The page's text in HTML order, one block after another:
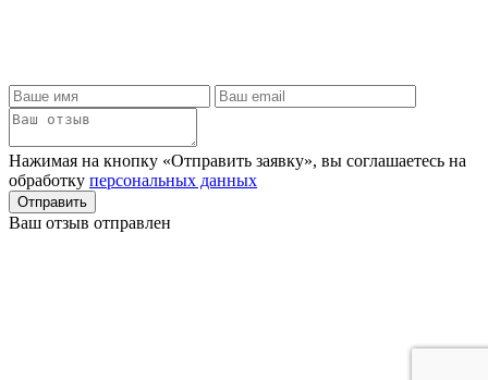
Нажимая на кнопку «Отправить заявку», вы соглашаетесь на
обработку персональных данных
Отправить
Ваш отзыв отправлен